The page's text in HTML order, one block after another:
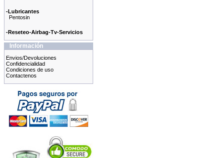
-Lubricantes
Pentosin
-Reseteo-Airbag-Tv-Servicios
Información
Envios/Devoluciones
Confidencialidad
Condiciones de uso
Contactenos